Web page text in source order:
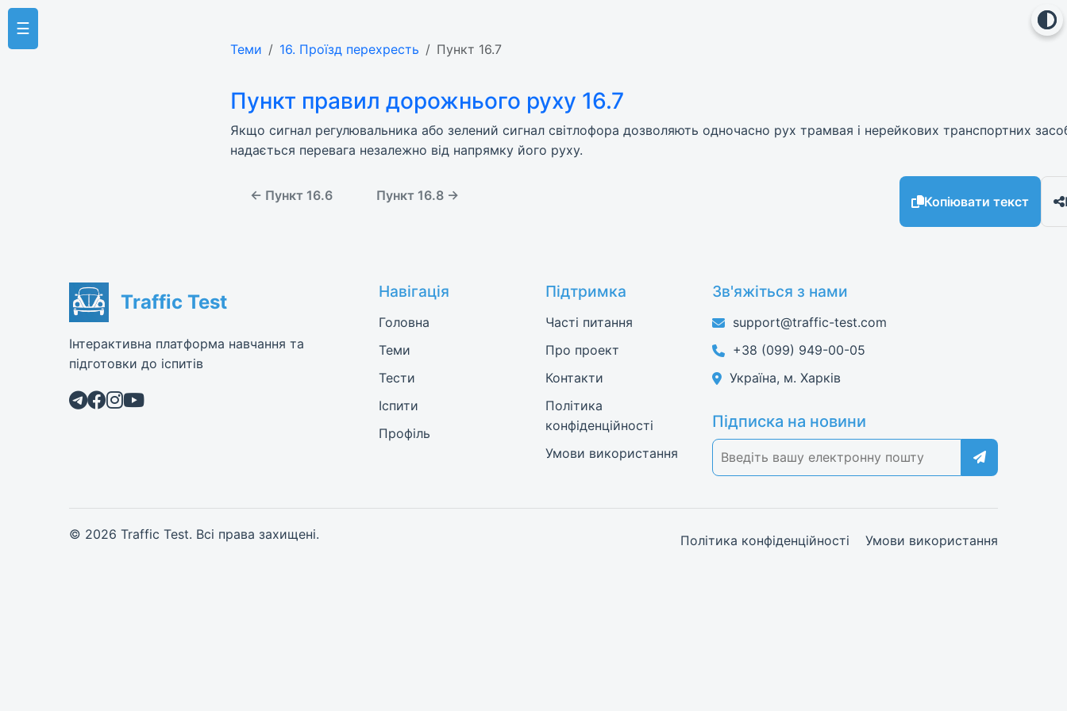
☰
Теми 16. Проїзд перехресть Пункт 16.7
Пункт правил дорожнього руху 16.7
Якщо сигнал регулювальника або зелений сигнал світлофора дозволяють одночасно рух трамвая і нерейкових транспортних
надається перевага незалежно від напрямку його руху.
← Пункт 16.6 Пункт 16.8 → Копіювати текст
Traffic Test
Інтерактивна платформа навчання та
підготовки до іспитів
Навігація
Головна
Теми
Тести
Іспити
Профіль
Підтримка
Часті питання
Про проект
Контакти
Політика
конфіденційності
Умови використання
Зв'яжіться з нами
support@traffic-test.com
+38 (099) 949-00-05
Україна, м. Харків
Підписка на новини
© 2026 Traffic Test. Всі права захищені. Політика конфіденційності Умови використання